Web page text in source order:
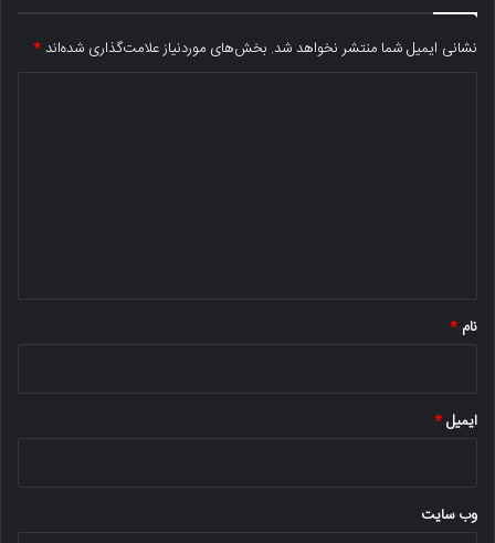
نشانی ایمیل شما منتشر نخواهد شد. بخش‌های موردنیاز علامت‌گذاری شده‌اند*
نام *
ایمیل*
وب‌ سایت